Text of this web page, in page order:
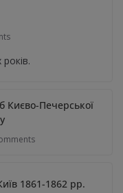
Києво-Печерської
1861-1862 рр.